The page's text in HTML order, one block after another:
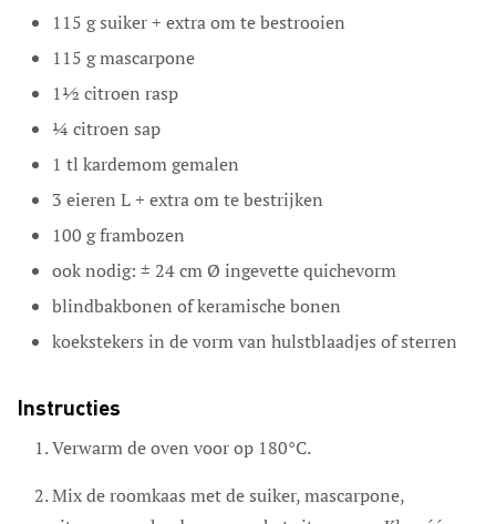
115 gsuiker+ extra om te bestrooien
115 gmascarpone
1½ citroen rasp
¼ citroen sap
1 tl kardemomgemalen
3 eieren L + extra om te bestrijken
100 gframbozen
ook nodig: ± 24 cm Ø ingevette quichevorm
blindbakbonen of keramische bonen
koekstekers in de vorm van hulstblaadjes of sterren
Instructies
Verwarm de oven voor op 180°C.
Mix de roomkaas met de suiker, mascarpone,